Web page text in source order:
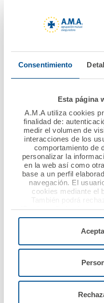
Consentimiento
Esta página
A.M.A utiliza cookies
finalidad de:
medir el volumen de
interacciones de los
comportamiento de
personalizar la
en la web así como
base a un perfil
navegación. El
cookies mediante el
También podrá
"Rechazar", donde se
menos las necesarias
configurarlas
entre el Colegio y la
En el acto también
A.M.A. Francisco Vicente
Ángel Vázquez, director
La incorporación del
de la Comunidad
satisfacción para la
500.000 asegurados en el
de 300 letrados
para defender sus
A.M.A. agradece la
futuro, y garantiza que
protección y el mejor
características que mejor
Mutua desde su creación